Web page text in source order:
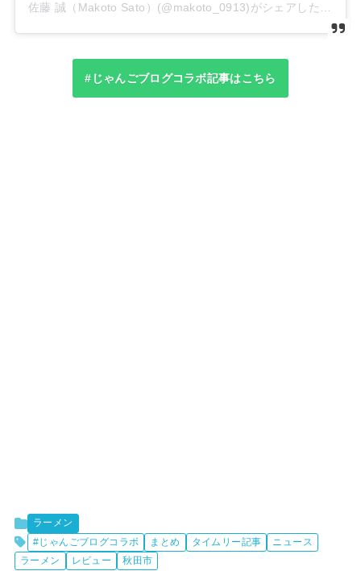
佐藤 誠（Makoto Sato）(@makoto_0913)がシェアした投稿
#じゃんごブログコラボ記事はこちら
ラーメン
#じゃんごブログコラボ
まとめ タイムリー記事
ニュース
ラーメン
レビュー 秋田市